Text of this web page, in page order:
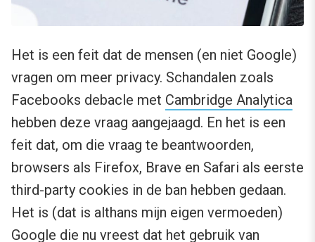
Het is een feit dat de mensen (en niet Google)
vragen om meer privacy. Schandalen zoals
Facebooks debacle met Cambridge Analytica
hebben deze vraag aangejaagd. En het is een
feit dat, om die vraag te beantwoorden,
browsers als Firefox, Brave en Safari als eerste
third-party cookies in de ban hebben gedaan.
Het is (dat is althans mijn eigen vermoeden)
Google die nu vreest dat het gebruik van